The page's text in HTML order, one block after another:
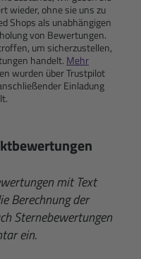
wieder, ohne sie uns zu
Shops als unabhängigen
von Bewertungen.
um sicherzustellen,
handelt. Mehr
wurden über Trustpilot
Einladung
mit Text
Berechnung der
Sternebewertungen
ein.